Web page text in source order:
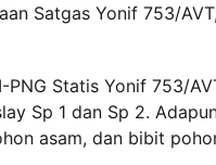
Satgas Yonif 753/
Statis Yonif 753/
Sp 1 dan Sp 2.
asam, dan bibit